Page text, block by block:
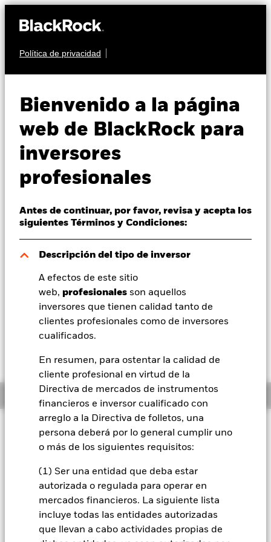
Política de privacidad
Bienvenido a la página
web de BlackRock para
inversores
profesionales
Antes de continuar, por favor, revisa y acepta los
siguientes Términos y Condiciones:
Descripción del tipo de inversor
A efectos de este sitio
web, profesionales son aquellos
inversores que tienen calidad tanto de
clientes profesionales como de inversores
cualificados.
En resumen, para ostentar la calidad de
cliente profesional en virtud de la
Directiva de mercados de instrumentos
financieros e inversor cualificado con
arreglo a la Directiva de folletos, una
persona deberá por lo general cumplir uno
o más de los siguientes requisitos:
(1) Ser una entidad que deba estar
autorizada o regulada para operar en
mercados financieros. La siguiente lista
incluye todas las entidades autorizadas
que llevan a cabo actividades propias de
Perspectivas
Visión de mercado
Educación
Profesionales
España
Change location
BlackRock
iShares
Nuestra compañía
Markets Bond Fund
Valor liquidativo a 06 ago 2026
EUR 11,96
EUR -0,01 (-0,08%)
Filosofía de inversión
El Fondo tiene por objetivo maximizar la rentabilidad de su
capital y rendimientos de los activos del Fondo, de forma
coherente con los principios medioambientales, sociales y de
aplicados a la inversión. El Fondo se gestiona de forma activa
y el asesor de inversiones (AI) tiene potestad para seleccionar
las inversiones del Fondo, siempre y cuando el Fondo